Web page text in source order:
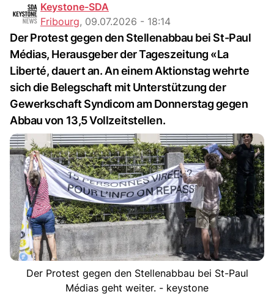
Keystone-SDA
Fribourg, 09.07.2026 - 18:14
Der Protest gegen den Stellenabbau bei St-Paul
Médias, Herausgeber der Tageszeitung «La
Liberté, dauert an. An einem Aktionstag wehrte
sich die Belegschaft mit Unterstützung der
Gewerkschaft Syndicom am Donnerstag gegen
Abbau von 13,5 Vollzeitstellen.
Der Protest gegen den Stellenabbau bei St-Paul
Médias geht weiter. - keystone